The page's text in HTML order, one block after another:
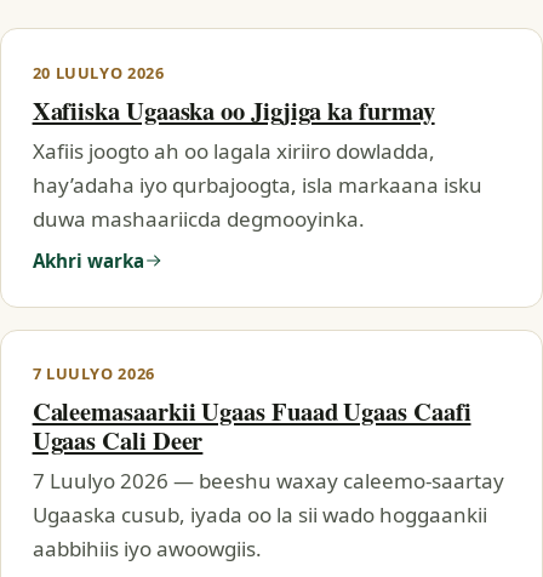
20 LUULYO 2026
Xafiiska Ugaaska oo Jigjiga ka furmay
Xafiis joogto ah oo lagala xiriiro dowladda,
hay’adaha iyo qurbajoogta, isla markaana isku
duwa mashaariicda degmooyinka.
Akhri warka
7 LUULYO 2026
Caleemasaarkii Ugaas Fuaad Ugaas Caafi
Ugaas Cali Deer
7 Luulyo 2026 — beeshu waxay caleemo-saartay
Ugaaska cusub, iyada oo la sii wado hoggaankii
aabbihiis iyo awoowgiis.